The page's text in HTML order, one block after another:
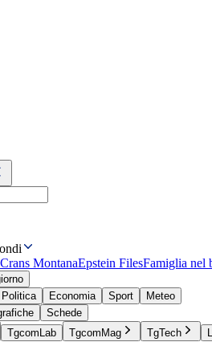
Crans MontanaEpstein FilesFamiglia nel
Politica Economia Sport
Meteo
Schede
TgcomLab TgcomMag TgTech